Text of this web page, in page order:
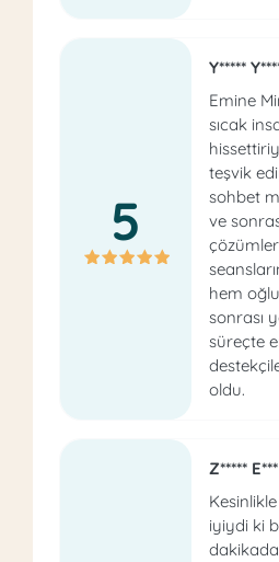
5
Y*****
Emine
sıcak
teşvik
sohbet
ve
hem
sonrası
süreçte
oldu.
Z***** E***
iyiydi ki